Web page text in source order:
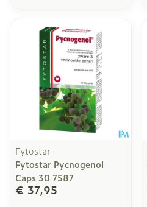
Fytostar
Fytostar Pycnogenol
Caps 30 7587
€ 37,95